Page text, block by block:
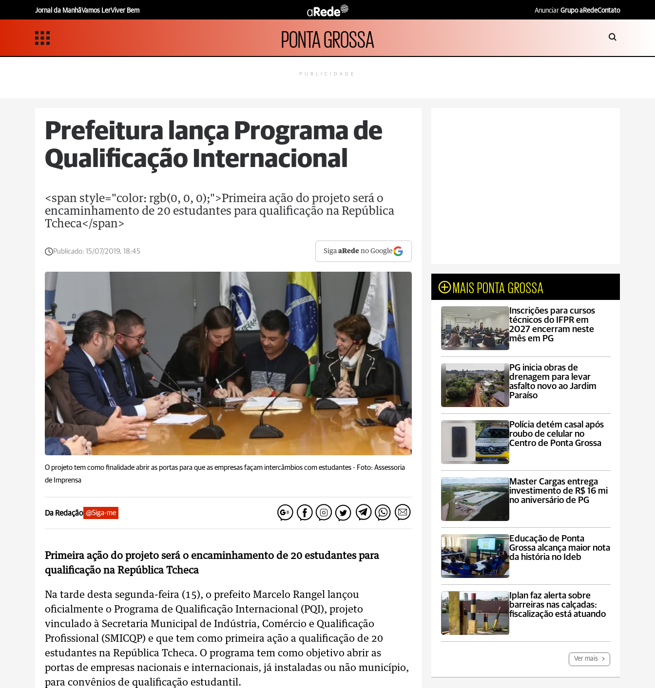
Jornal da ManhãVamos LerViver Bem Anunciar Grupo aRedeContato
PONTA GROSSA
PUBLICIDADE
Prefeitura lança Programa de
Qualificação Internacional
<span style="color: rgb(0, 0, 0);">Primeira ação do projeto será o
encaminhamento de 20 estudantes para qualificação na República
Tcheca</span>
Publicado: 15/07/2019, 18:45 SigaaRede no Google
O projeto tem como finalidade abrir as portas para que as empresas façam intercâmbios com estudantes - Foto: Assessoria
de Imprensa
Da Redação @Siga-me
Primeira ação do projeto será o encaminhamento de 20 estudantes para
qualificação na República Tcheca
Na tarde desta segunda-feira (15), o prefeito Marcelo Rangel lançou
oficialmente o Programa de Qualificação Internacional (PQI), projeto
vinculado à Secretaria Municipal de Indústria, Comércio e Qualificação
Profissional (SMICQP) e que tem como primeira ação a qualificação de 20
estudantes na República Tcheca. O programa tem como objetivo abrir as
portas de empresas nacionais e internacionais, já instaladas ou não município,
para convênios de qualificação estudantil.
MAIS PONTA GROSSA
Inscrições para cursos
técnicos do IFPR em
2027 encerram neste
mês em PG
PG inicia obras de
drenagem para levar
asfalto novo ao Jardim
Paraíso
Polícia detém casal após
roubo de celular no
Centro de Ponta Grossa
Master Cargas entrega
investimento de R$ 16 mi
no aniversário de PG
Educação de Ponta
Grossa alcança maior nota
da história no Ideb
Iplan faz alerta sobre
barreiras nas calçadas:
fiscalização está atuando
Ver mais